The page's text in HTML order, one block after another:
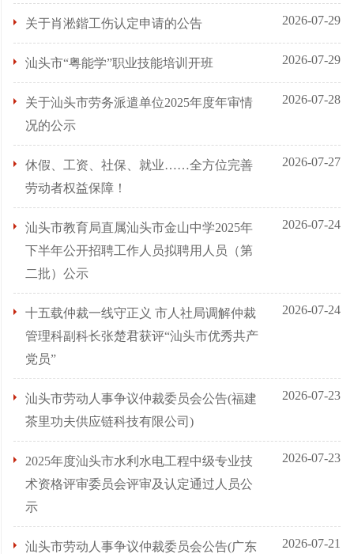
关于肖淞鍇工伤认定申请的公告 2026-07-29
汕头市“粤能学”职业技能培训开班 2026-07-29
关于汕头市劳务派遣单位2025年度年审情
况的公示
2026-07-28
休假、工资、社保、就业……全方位完善
劳动者权益保障！
2026-07-27
汕头市教育局直属汕头市金山中学2025年
下半年公开招聘工作人员拟聘用人员（第
二批）公示
2026-07-24
十五载仲裁一线守正义 市人社局调解仲裁
管理科副科长张楚君获评“汕头市优秀共产
党员”
2026-07-24
汕头市劳动人事争议仲裁委员会公告(福建
茶里功夫供应链科技有限公司)
2026-07-23
2025年度汕头市水利水电工程中级专业技
术资格评审委员会评审及认定通过人员公
示
2026-07-23
汕头市劳动人事争议仲裁委员会公告(广东
2026-07-21